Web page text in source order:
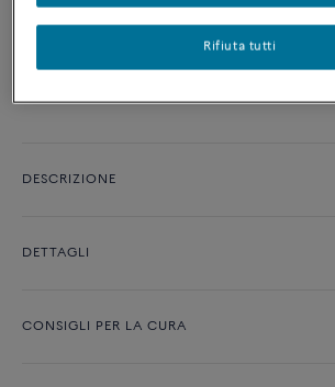
AGGIUNGI AL CARRELLO
Contattataci per qualsiasi domanda sulle misure
DESCRIZIONE
DETTAGLI
CONSIGLI PER LA CURA
Rifiuta tutti